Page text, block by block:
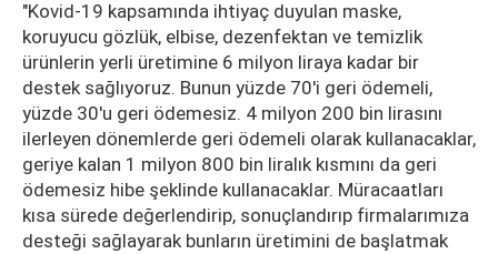
"Kovid-19 kapsamında ihtiyaç duyulan maske,
koruyucu gözlük, elbise, dezenfektan ve temizlik
ürünlerin yerli üretimine 6 milyon liraya kadar bir
destek sağlıyoruz. Bunun yüzde 70'i geri ödemeli,
yüzde 30'u geri ödemesiz. 4 milyon 200 bin lirasını
ilerleyen dönemlerde geri ödemeli olarak kullanacaklar,
geriye kalan 1 milyon 800 bin liralık kısmını da geri
ödemesiz hibe şeklinde kullanacaklar. Müracaatları
kısa sürede değerlendirip, sonuçlandırıp firmalarımıza
desteği sağlayarak bunların üretimini de başlatmak